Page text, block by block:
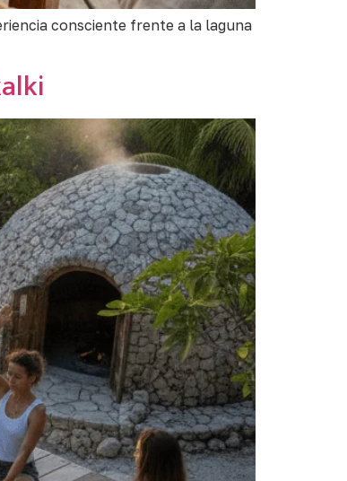
consciente frente a la laguna